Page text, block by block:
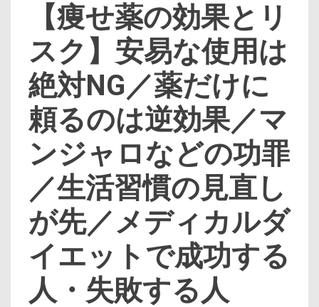
【痩せ薬の効果とリ
スク】安易な使用は
絶対NG／薬だけに
頼るのは逆効果／マ
ンジャロなどの功罪
／生活習慣の見直し
が先／メディカルダ
イエットで成功する
人・失敗する人